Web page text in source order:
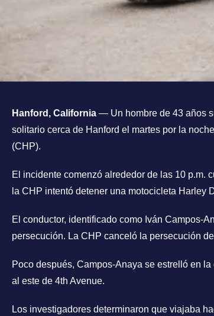
Hanford, California — Un hombre de 43 años
solitario cerca de Hanford el martes por la
(CHP).
El incidente comenzó alrededor de las 10 p.m.
la CHP intentó detener una motocicleta Harley
El conductor, identificado como Iván Campos-
persecución. La CHP canceló la persecución
Poco después, Campos-Anaya se estrelló en
al este de 4th Avenue.
Los investigadores determinaron que viajaba